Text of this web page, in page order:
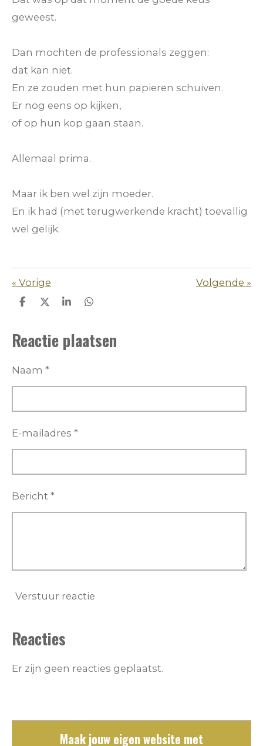
geweest.
Dan mochten de professionals zeggen:
dat kan niet.
En ze zouden met hun papieren schuiven.
Er nog eens op kijken,
of op hun kop gaan staan.
Allemaal prima.
Maar ik ben wel zijn moeder.
En ik had (met terugwerkende kracht) toevallig
wel gelijk.
« Vorige Volgende »
D
e
n
D
l
S
r
e
D
e
n
Reactie plaatsen
Naam *
E-mailadres *
Bericht *
Verstuur reactie
Reacties
Er zijn geen reacties geplaatst.
Maak jouw eigen website met